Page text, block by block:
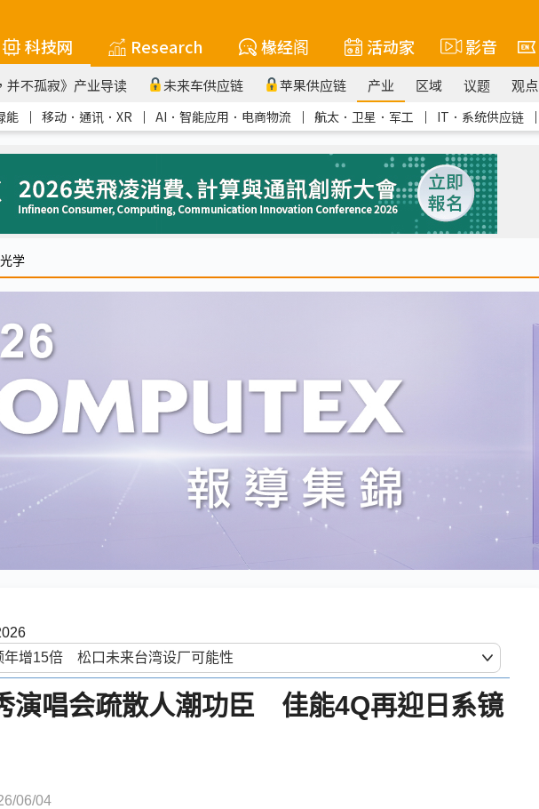
科技网 Research 椽经阁 活动家 影音
并不孤寂》产业导读 未来车供应链 苹果供应链 产业 区域 议题 观点
能 ｜ 移动．通讯．XR ｜ AI．智能应用．电商物流 ｜ 航太．卫星．军工 ｜ IT．系统供应链 ｜
学
演唱会疏散人潮功臣 佳能4Q再迎日系镜
06/04